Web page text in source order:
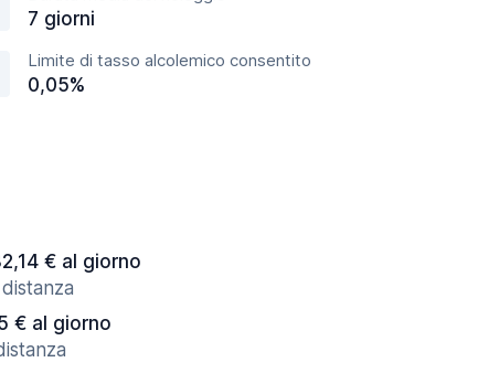
7 giorni
Limite di tasso alcolemico consentito
0,05%
€ al giorno
€ al giorno